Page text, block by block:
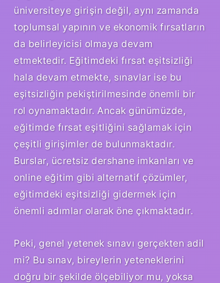
üniversiteye girişin değil, aynı zamanda
toplumsal yapının ve ekonomik fırsatların
da belirleyicisi olmaya devam
etmektedir. Eğitimdeki fırsat eşitsizliği
hala devam etmekte, sınavlar ise bu
eşitsizliğin pekiştirilmesinde önemli bir
rol oynamaktadır. Ancak günümüzde,
eğitimde fırsat eşitliğini sağlamak için
çeşitli girişimler de bulunmaktadır.
Burslar, ücretsiz dershane imkanları ve
online eğitim gibi alternatif çözümler,
eğitimdeki eşitsizliği gidermek için
önemli adımlar olarak öne çıkmaktadır.
Peki, genel yetenek sınavı gerçekten adil
mi? Bu sınav, bireylerin yeteneklerini
doğru bir şekilde ölçebiliyor mu, yoksa